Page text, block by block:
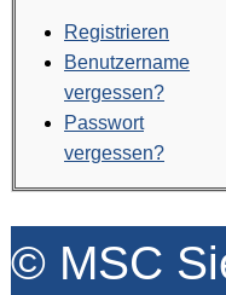
Registrieren
Benutzername
vergessen?
Passwort
vergessen?
© MSC